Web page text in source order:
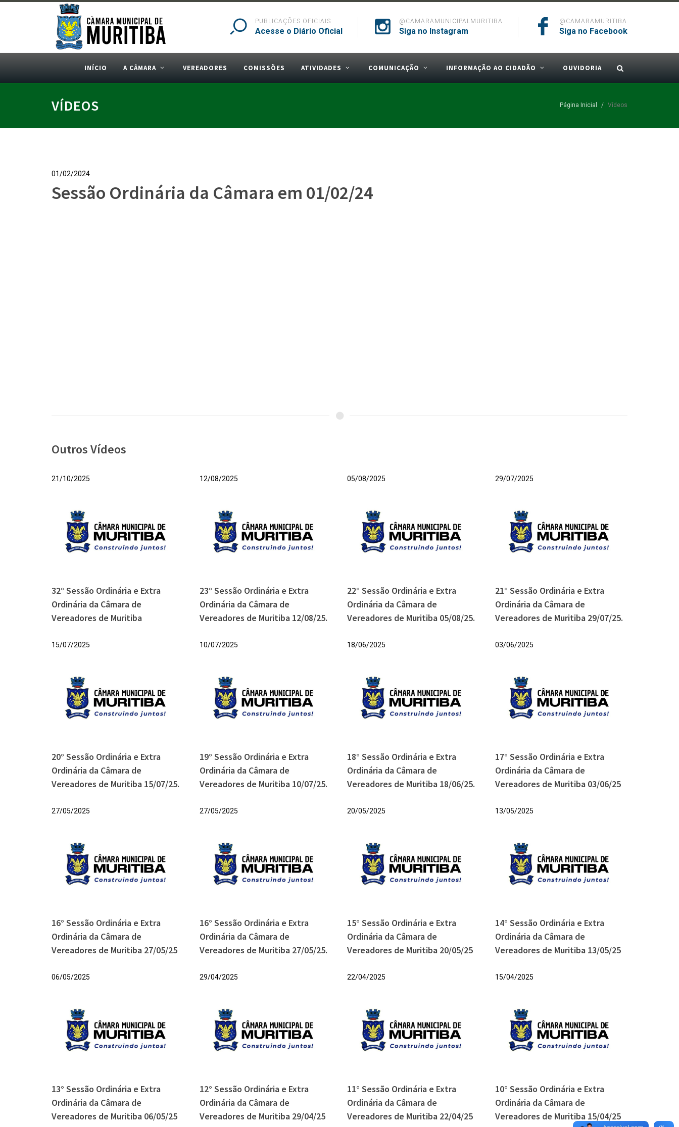
PUBLICAÇÕES OFICIAIS
Acesse o Diário Oficial
@CAMARAMUNICIPALMURITIBA
Siga no Instagram
@CAMARAMURITIBA
Siga no Facebook
INÍCIO A CÂMARA VEREADORES COMISSÕES ATIVIDADES COMUNICAÇÃO INFORMAÇÃO AO CIDADÃO OUVIDORIA
VÍDEOS Página Inicial Vídeos
01/02/2024
Sessão Ordinária da Câmara em 01/02/24
Outros Vídeos
21/10/2025
32° Sessão Ordinária e Extra
Ordinária da Câmara de
Vereadores de Muritiba
12/08/2025
23° Sessão Ordinária e Extra
Ordinária da Câmara de
Vereadores de Muritiba 12/08/25.
05/08/2025
22° Sessão Ordinária e Extra
Ordinária da Câmara de
Vereadores de Muritiba 05/08/25.
29/07/2025
21° Sessão Ordinária e Extra
Ordinária da Câmara de
Vereadores de Muritiba 29/07/25.
15/07/2025
20° Sessão Ordinária e Extra
Ordinária da Câmara de
Vereadores de Muritiba 15/07/25.
10/07/2025
19° Sessão Ordinária e Extra
Ordinária da Câmara de
Vereadores de Muritiba 10/07/25.
18/06/2025
18° Sessão Ordinária e Extra
Ordinária da Câmara de
Vereadores de Muritiba 18/06/25.
03/06/2025
17° Sessão Ordinária e Extra
Ordinária da Câmara de
Vereadores de Muritiba 03/06/25
27/05/2025
16° Sessão Ordinária e Extra
Ordinária da Câmara de
Vereadores de Muritiba 27/05/25
27/05/2025
16° Sessão Ordinária e Extra
Ordinária da Câmara de
Vereadores de Muritiba 27/05/25.
20/05/2025
15° Sessão Ordinária e Extra
Ordinária da Câmara de
Vereadores de Muritiba 20/05/25
13/05/2025
14° Sessão Ordinária e Extra
Ordinária da Câmara de
Vereadores de Muritiba 13/05/25
06/05/2025
13° Sessão Ordinária e Extra
Ordinária da Câmara de
Vereadores de Muritiba 06/05/25
29/04/2025
12° Sessão Ordinária e Extra
Ordinária da Câmara de
Vereadores de Muritiba 29/04/25
22/04/2025
11° Sessão Ordinária e Extra
Ordinária da Câmara de
Vereadores de Muritiba 22/04/25
15/04/2025
10° Sessão Ordinária e Extra
Ordinária da Câmara de
Vereadores de Muritiba 15/04/25